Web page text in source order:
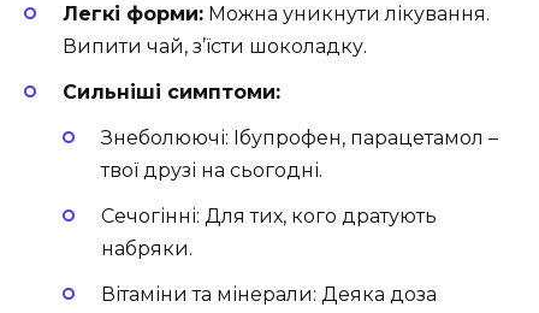
Легкі форми: Можна уникнути лікування.
Випити чай, з’їсти шоколадку.
Сильніші симптоми:
Знеболюючі: Ібупрофен, парацетамол –
твої друзі на сьогодні.
Сечогінні: Для тих, кого дратують
набряки.
Вітаміни та мінерали: Деяка доза